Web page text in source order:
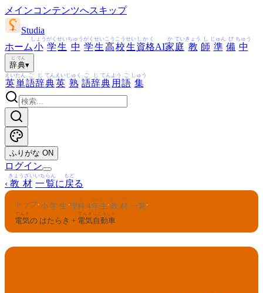
メインコンテンツへスキップ
Studia
ホーム 小
しょう
学
がく
生
せい
中
ちゅう
学
がく
生
せい
高
こう
校
こう
生
せい
資格
しかく
AI家
か
庭
てい
教
きょう
師
し
準
じゅん
備
び
中
ちゅう
辞
じ
典
てん
▾
英
えい
単
たん
語
ご
辞
じ
典
てん
英
えい
熟
じゅく
語
ご
辞
じ
典
てん
用
よう
語
ご
集
しゅう
ふりがな ON
ログイン
‹ 教材
きょうざい
一覧
いちらん
に 戻
もど
る
トップ›小学生
しょうがくせい
›理科
りか
4年生
ねんせい
› 教材
きょうざい
一覧
いちらん
›
電気
でんき
の はたらき + 電気
でんき
自動車
じどうしゃ